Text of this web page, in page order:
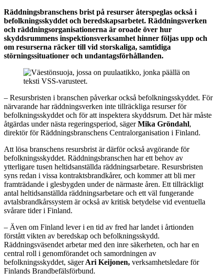
Räddningsbranschens brist på resurser återspeglas också i
befolkningsskyddet och beredskapsarbetet. Räddningsverken
och räddningsorganisationerna är oroade över hur
skyddsrummens inspektionsverksamhet hinner följas upp och
om resurserna räcker till vid storskaliga, samtidiga
störningssituationer och undantagsförhållanden.
– Resursbristen i branschen påverkar också befolkningsskyddet. För
närvarande har räddningsverken inte tillräckliga resurser för
befolkningsskyddet och för att inspektera skyddsrum. Det här måste
åtgärdas under nästa regeringsperiod, sägerMika Gröndahl,
direktör för Räddningsbranschens Centralorganisation i Finland.
Att lösa branschens resursbrist är därför också avgörande för
befolkningsskyddet. Räddningsbranschen har ett behov av
ytterligare tusen heltidsanställda räddningsarbetare. Resursbristen
syns redan i vissa kontraktsbrandkårer, och kommer att bli mer
framträdande i glesbygden under de närmaste åren. Ett tillräckligt
antal heltidsanställda räddningsarbetare och ett väl fungerande
avtalsbrandkårssystem är också av kritisk betydelse vid eventuella
svårare tider i Finland.
– Även om Finland lever i en tid av fred har landet i årtionden
förstått vikten av beredskap och befolkningsskydd.
Räddningsväsendet arbetar med den inre säkerheten, och har en
central roll i genomförandet och samordningen av
befolkningsskyddet, sägerAri Keijonen, verksamhetsledare för
Finlands Brandbefälsförbund.